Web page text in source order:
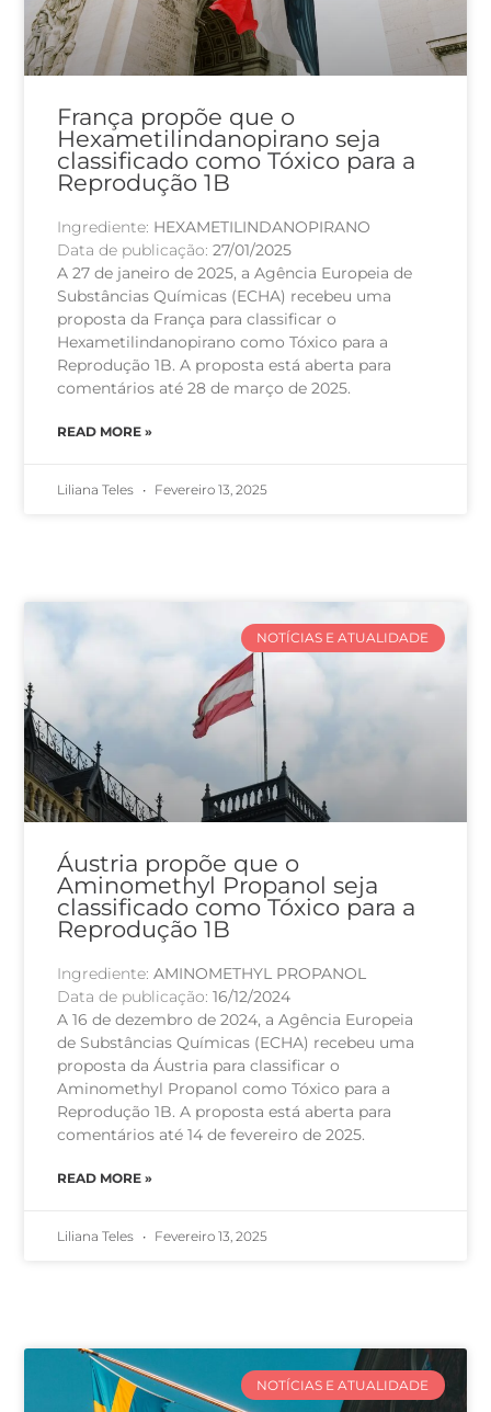
França propõe que o
Hexametilindanopirano seja
classificado como Tóxico para a
Reprodução 1B
Ingrediente: HEXAMETILINDANOPIRANO
Data de publicação:27/01/2025
A 27 de janeiro de 2025, a Agência Europeia de
Substâncias Químicas (ECHA) recebeu uma
proposta da França para classificar o
Hexametilindanopirano como Tóxico para a
Reprodução 1B. A proposta está aberta para
comentários até 28 de março de 2025.
READ MORE »
Liliana Teles Fevereiro 13, 2025
NOTÍCIAS E ATUALIDADE
Áustria propõe que o
Aminomethyl Propanol seja
classificado como Tóxico para a
Reprodução 1B
Ingrediente:AMINOMETHYL PROPANOL
Data de publicação:16/12/2024
A 16 de dezembro de 2024, a Agência Europeia
de Substâncias Químicas (ECHA) recebeu uma
proposta da Áustria para classificar o
Aminomethyl Propanol como Tóxico para a
Reprodução 1B. A proposta está aberta para
comentários até 14 de fevereiro de 2025.
READ MORE »
Liliana Teles Fevereiro 13, 2025
NOTÍCIAS E ATUALIDADE